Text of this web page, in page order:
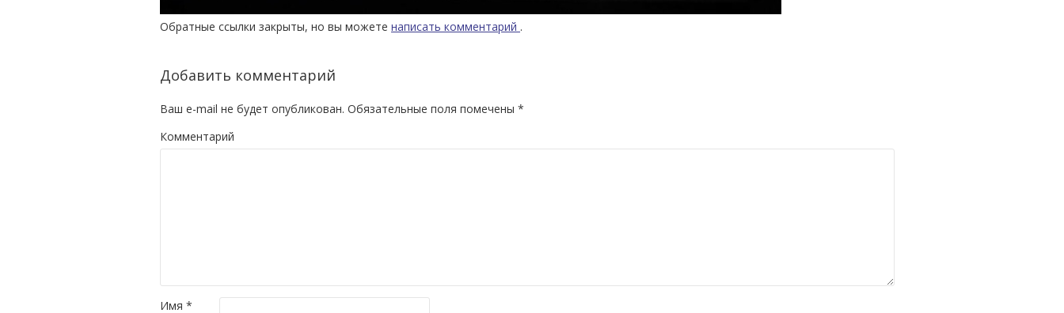
Обратные ссылки закрыты, но вы можете написать комментарий .
Добавить комментарий
Ваш e-mail не будет опубликован. Обязательные поля помечены *
Комментарий
Имя *